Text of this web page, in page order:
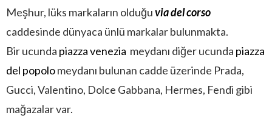
Meşhur, lüks markaların olduğuvia del corso
caddesinde dünyaca ünlü markalar bulunmakta.
Bir ucunda piazza venezia meydanı diğer ucunda piazza
del popolomeydanı bulunan cadde üzerinde Prada,
Gucci, Valentino, Dolce Gabbana, Hermes, Fendi gibi
mağazalar var.